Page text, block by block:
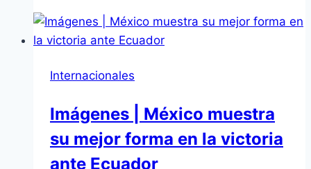
Internacionales
Imágenes | México muestra
su mejor forma en la victoria
ante Ecuador